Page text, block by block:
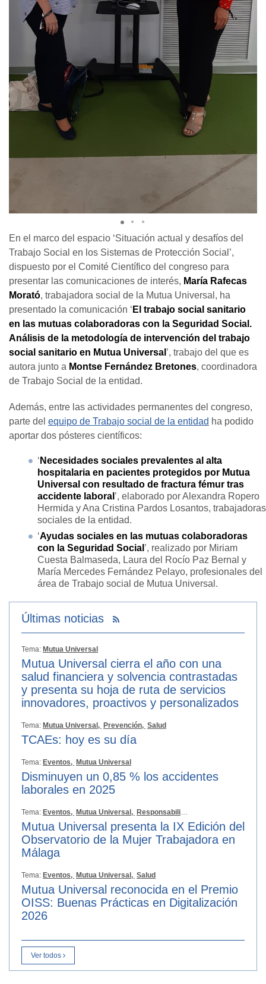
En el marco del espacio ‘Situación actual y desafíos del
Trabajo Social en los Sistemas de Protección Social’,
dispuesto por el Comité Científico del congreso para
presentar las comunicaciones de interés, María Rafecas
Morató, trabajadora social de la Mutua Universal, ha
presentado la comunicación ‘ El trabajo social sanitario
en las mutuas colaboradoras con la Seguridad Social.
Análisis de la metodología de intervención del trabajo
social sanitario en Mutua Universal ’, trabajo del que es
autora junto a Montse Fernández Bretones, coordinadora
de Trabajo Social de la entidad.
Además, entre las actividades permanentes del congreso,
parte del equipo de Trabajo social de la entidad ha podido
aportar dos pósteres científicos:
‘ Necesidades sociales prevalentes al alta
hospitalaria en pacientes protegidos por Mutua
Universal con resultado de fractura fémur tras
accidente laboral ’, elaborado por Alexandra Ropero
Hermida y Ana Cristina Pardos Losantos, trabajadoras
sociales de la entidad.
‘Ayudas sociales en las mutuas colaboradoras
con la Seguridad Social ’, realizado por Miriam
Cuesta Balmaseda, Laura del Rocío Paz Bernal y
María Mercedes Fernández Pelayo, profesionales del
área de Trabajo social de Mutua Universal.
Últimas noticias
Tema: Mutua Universal
Mutua Universal cierra el año con una
salud financiera y solvencia contrastadas
y presenta su hoja de ruta de servicios
innovadores, proactivos y personalizados
Tema: Mutua Universal, Prevención, Salud
TCAEs: hoy es su día
Tema: Eventos, Mutua Universal
Disminuyen un 0,85 % los accidentes
laborales en 2025
Tema: Eventos, Mutua Universal, Responsabilidad Social
Mutua Universal presenta la IX Edición del
Observatorio de la Mujer Trabajadora en
Málaga
Tema: Eventos, Mutua Universal, Salud
Mutua Universal reconocida en el Premio
OISS: Buenas Prácticas en Digitalización
2026
Ver todos